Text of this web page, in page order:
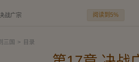
战广宗 阅读到5%
三国 > 目录